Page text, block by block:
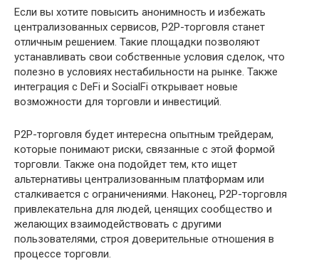
Если вы хотите повысить анонимность и избежать
централизованных сервисов, P2P-торговля станет
отличным решением. Такие площадки позволяют
устанавливать свои собственные условия сделок, что
полезно в условиях нестабильности на рынке. Также
интеграция с DeFi и SocialFi открывает новые
возможности для торговли и инвестиций.
P2P-торговля будет интересна опытным трейдерам,
которые понимают риски, связанные с этой формой
торговли. Также она подойдет тем, кто ищет
альтернативы централизованным платформам или
сталкивается с ограничениями. Наконец, P2P-торговля
привлекательна для людей, ценящих сообщество и
желающих взаимодействовать с другими
пользователями, строя доверительные отношения в
процессе торговли.